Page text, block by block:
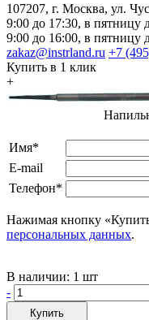
107207, г. Москва, ул.
9:00 до 17:30, в пятницу
9:00 до 16:00, в пятницу
zakaz@instrland.ru +7
Купить в 1 клик
+
Имя*
E-mail
Телефон*
Нажимая кнопку
персональных данных.
В наличии: 1 шт
-
Купить